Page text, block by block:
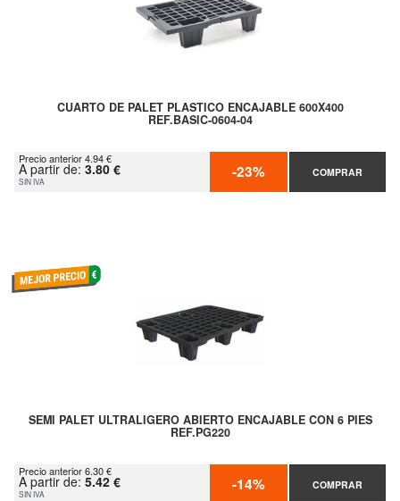
CUARTO DE PALET PLASTICO ENCAJABLE 600X400
REF.BASIC-0604-04
Precio anterior 4.94 €
A partir de: 3.80 €
SIN IVA -23% COMPRAR
SEMI PALET ULTRALIGERO ABIERTO ENCAJABLE CON 6 PIES
REF.PG220
Precio anterior 6.30 €
A partir de: 5.42 €
SIN IVA -14% COMPRAR